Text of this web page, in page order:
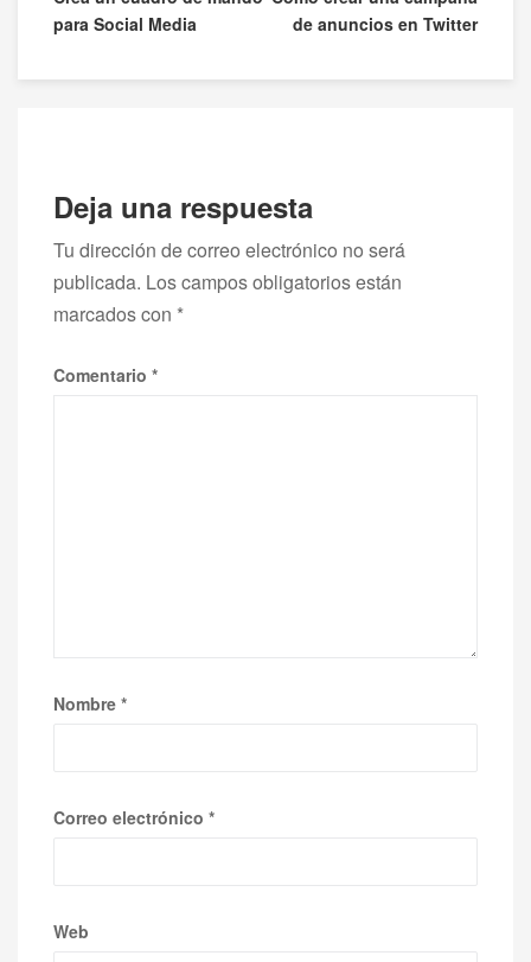
de
entradas
para Social Media
de anuncios en Twitter
Deja una respuesta
Tu dirección de correo electrónico no será
publicada. Los campos obligatorios están
marcados con *
Comentario *
Nombre *
Correo electrónico *
Web